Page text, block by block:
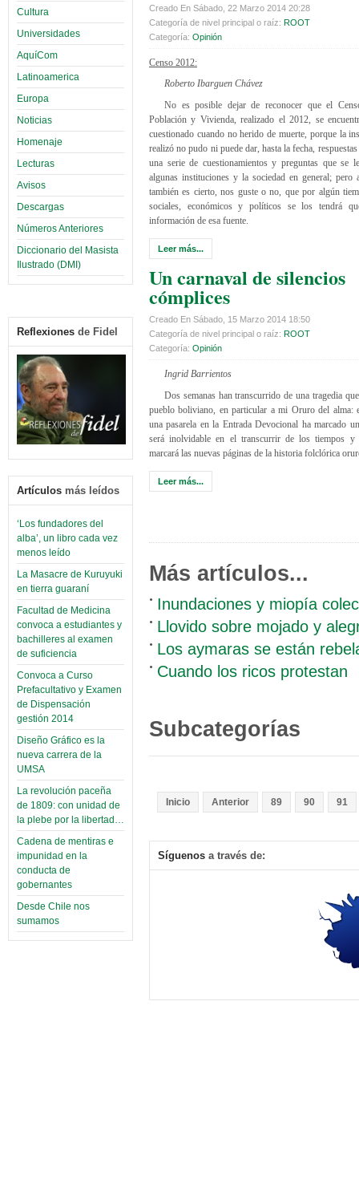
Cultura
Universidades
AquíCom
Latinoamerica
Europa
Noticias
Homenaje
Lecturas
Avisos
Descargas
Números Anteriores
Diccionario del Masista
Ilustrado (DMI)
Reflexiones de Fidel
Artículos más leídos
‘Los fundadores del
alba’, un libro cada vez
menos leído
La Masacre de Kuruyuki
en tierra guaraní
Facultad de Medicina
convoca a estudiantes y
bachilleres al examen
de suficiencia
Convoca a Curso
Prefacultativo y Examen
de Dispensación
gestión 2014
Diseño Gráfico es la
nueva carrera de la
UMSA
La revolución paceña
de 1809: con unidad de
la plebe por la libertad…
Cadena de mentiras e
impunidad en la
conducta de
gobernantes
Desde Chile nos
sumamos
Creado En Sábado, 22 Marzo 2014 20:28
Categoría de nivel principal o raíz: ROOT
Categoría: Opinión
Censo 2012:
Roberto Ibarguen Chávez
No es posible dejar de reconocer que el
Población y Vivienda, realizado el 2012, se
cuestionado cuando no herido de muerte, porque la
realizó no pudo ni puede dar, hasta la fecha,
una serie de cuestionamientos y preguntas que se
algunas instituciones y la sociedad en general; pero
también es cierto, nos guste o no, que por algún
sociales, económicos y políticos se los tendrá
información de esa fuente.
Leer más...
Un carnaval de silencios
cómplices
Creado En Sábado, 15 Marzo 2014 18:50
Categoría de nivel principal o raíz: ROOT
Categoría: Opinión
Ingrid Barrientos
Dos semanas han transcurrido de una tragedia
pueblo boliviano, en particular a mi Oruro del alma:
una pasarela en la Entrada Devocional ha marcado
será inolvidable en el transcurrir de los tiempos y
marcará las nuevas páginas de la historia folclórica
Leer más...
Más artículos...
Inundaciones y miopía
Llovido sobre mojado y
Los aymaras se están
Cuando los ricos protestan
Subcategorías
Inicio Anterior 89 90 91
Síguenos a través de: